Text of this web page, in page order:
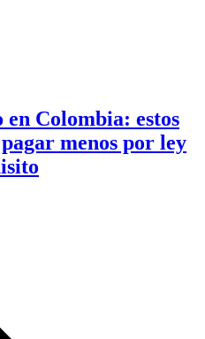
en Colombia: estos
menos por ley